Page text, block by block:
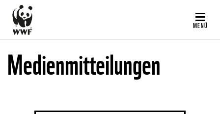
Direkt
zum
Inhalt
MENÜ
Medienmitteilungen